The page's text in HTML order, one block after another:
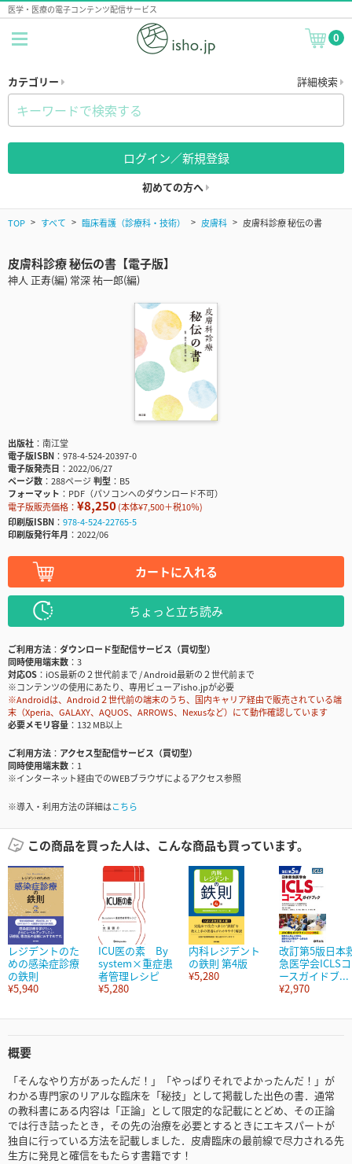
医学・医療の電子コンテンツ配信サービス
0
カテゴリー 詳細検索
ログイン／新規登録
初めての方へ
TOP すべて 臨床看護（診療科・技術） 皮膚科 皮膚科診療 秘伝の書
皮膚科診療 秘伝の書【電子版】
神人 正寿(編) 常深 祐一郎(編)
出版社
南江堂
電子版ISBN
978-4-524-20397-0
電子版発売日
2022/06/27
ページ数
288ページ判型
B5
フォーマット
PDF（パソコンへのダウンロード不可）
電子版販売価格： ¥8,250(本体¥7,500＋税10％)
印刷版ISBN
978-4-524-22765-5
印刷版発行年月
2022/06
カートに入れる
ちょっと立ち読み
ご利用方法
ダウンロード型配信サービス（買切型）
同時使用端末数
3
対応OS
iOS最新の２世代前まで / Android最新の２世代前まで
※コンテンツの使用にあたり、専用ビューアisho.jpが必要
※Androidは、Android２世代前の端末のうち、国内キャリア経由で販売されている端
末（Xperia、GALAXY、AQUOS、ARROWS、Nexusなど）にて動作確認しています
必要メモリ容量
132 MB以上
ご利用方法
アクセス型配信サービス（買切型）
同時使用端末数
1
※インターネット経由でのWEBブラウザによるアクセス参照
※導入・利用方法の詳細はこちら
この商品を買った人は、こんな商品も買っています。
レジデントのた
めの感染症診療
の鉄則
¥5,940
ICU医の素 By
system×重症患
者管理レシピ
¥5,280
内科レジデント
の鉄則 第4版
¥5,280
改訂第5版日本
急医学会ICLSコ
ースガイドブ...
¥2,970
概要
「そんなやり方があったんだ！」「やっぱりそれでよかったんだ！」が
わかる専門家のリアルな臨床を「秘技」として掲載した出色の書．通常
の教科書にある内容は「正論」として限定的な記載にとどめ、その正論
では行き詰ったとき，その先の治療を必要とするときにエキスパートが
独自に行っている方法を記載しました．皮膚臨床の最前線で尽力される先
生方に発見と確信をもたらす書籍です！